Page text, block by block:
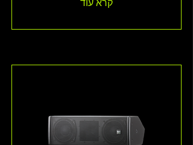
קרא עוד